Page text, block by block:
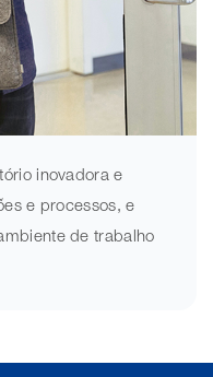
inovadora e
e processos, e
de trabalho